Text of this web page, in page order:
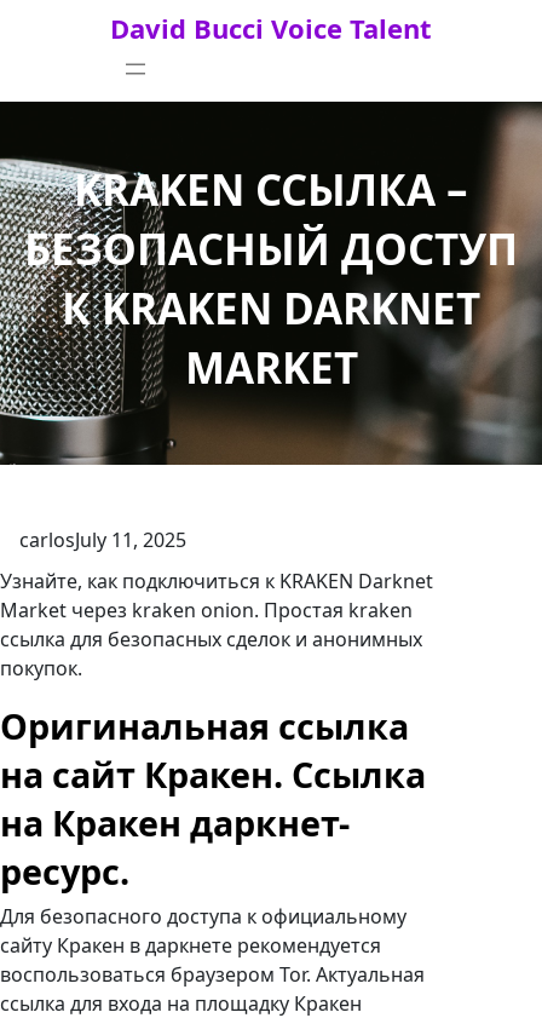
David Bucci Voice Talent
KRAKEN ССЫЛКА –
БЕЗОПАСНЫЙ ДОСТУП
К KRAKEN DARKNET
MARKET
carlosJuly 11, 2025
Узнайте, как подключиться к KRAKEN Darknet
Market через kraken onion. Простая kraken
ссылка для безопасных сделок и анонимных
покупок.
Оригинальная ссылка
на сайт Кракен. Ссылка
на Кракен даркнет-
ресурс.
Для безопасного доступа к официальному
сайту Кракен в даркнете рекомендуется
воспользоваться браузером Tor. Актуальная
ссылка для входа на площадку Кракен